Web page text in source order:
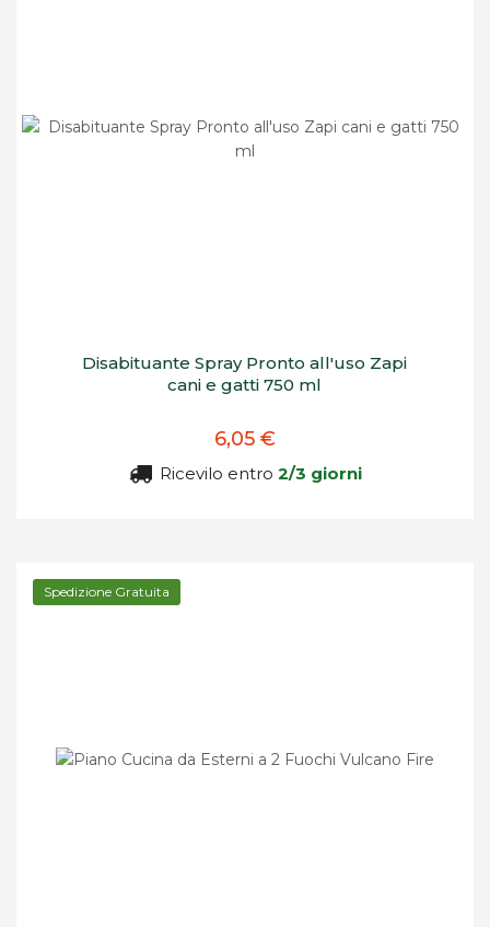
Disabituante Spray Pronto all'uso Zapi
cani e gatti 750 ml
6,05 €
Ricevilo entro 2/3 giorni
Spedizione Gratuita